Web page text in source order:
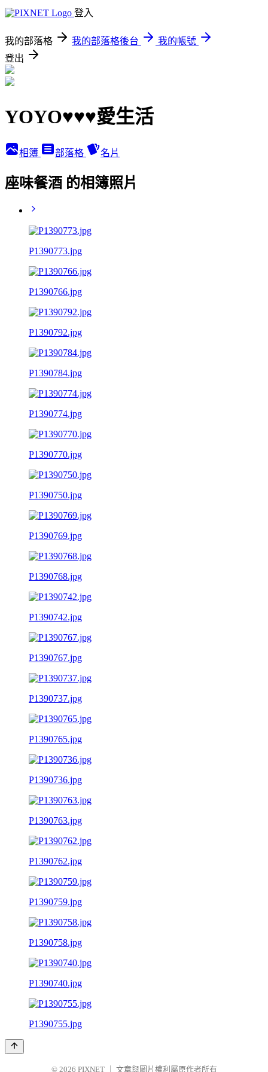
登入
我的部落格 我的部落格後台
我的帳號
登出
YOYO♥♥♥愛生活
相簿 部落格 名片
座味餐酒 的相簿照片
P1390773.jpg
P1390766.jpg
P1390792.jpg
P1390784.jpg
P1390774.jpg
P1390770.jpg
P1390750.jpg
P1390769.jpg
P1390768.jpg
P1390742.jpg
P1390767.jpg
P1390737.jpg
P1390765.jpg
P1390736.jpg
P1390763.jpg
P1390762.jpg
P1390759.jpg
P1390758.jpg
P1390740.jpg
P1390755.jpg
© 2026 PIXNET 文章與圖片權利屬原作者所有